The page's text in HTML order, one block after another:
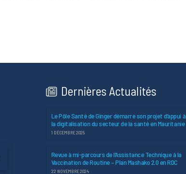
Dernières Actualités
Le Pôle Santé de Ginger démarre son projet d’appui à
la digitalisation du secteur de la santé en Mauritanie
1 DÉCEMBRE 2025
Revue à mi-parcours de l’Assistance Technique à la
Vaccination de Routine – Plan Mashako 2.0 en RDC
22 NOVEMBRE 2024